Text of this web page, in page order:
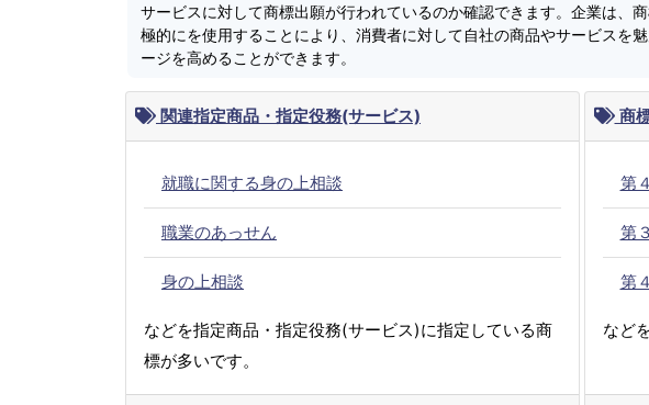
サービスに対して商標出願が行われているのか確認できます。企業は、
極的にを使用することにより、消費者に対して自社の商品やサービスを
ージを高めることができます。
関連指定商品・指定役務(サービス)
就職に関する身の上相談
職業のあっせん
身の上相談
などを指定商品・指定役務(サービス)に指定している商
標が多いです。
商
第
第
第
など